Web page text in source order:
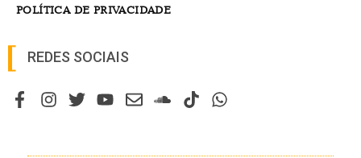
POLÍTICA DE PRIVACIDADE
REDES SOCIAIS